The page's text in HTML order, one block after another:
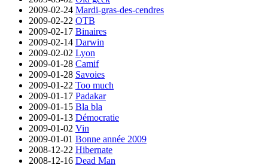
2009-02-24 Mardi-gras-des-cendres
2009-02-22 OTB
2009-02-17 Binaires
2009-02-14 Darwin
2009-02-02 Lyon
2009-01-28 Camif
2009-01-28 Savoies
2009-01-22 Too much
2009-01-17 Padakar
2009-01-15 Bla bla
2009-01-13 Démocratie
2009-01-02 Vin
2009-01-01 Bonne année 2009
2008-12-22 Hibernate
2008-12-16 Dead Man